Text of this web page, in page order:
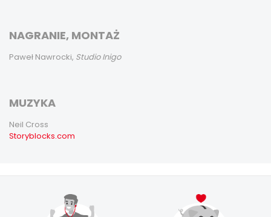
NAGRANIE, MONTAŻ
Paweł Nawrocki, Studio Inigo
MUZYKA
Neil Cross
Storyblocks.com